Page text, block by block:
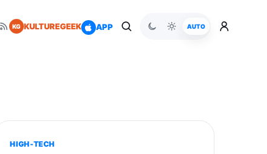
KG KULTUREGEEK APP AUTO
HIGH-TECH